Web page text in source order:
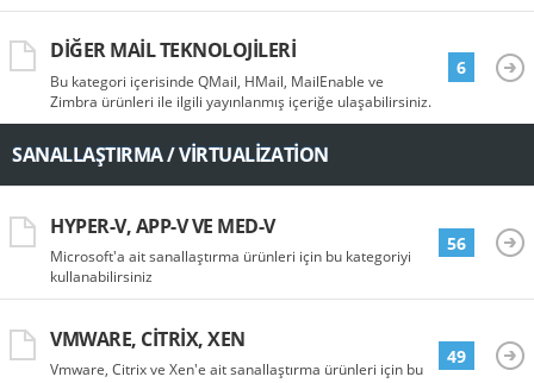
DIĞER MAIL TEKNOLOJILERI
Bu kategori içerisinde QMail, HMail, MailEnable ve
Zimbra ürünleri ile ilgili yayınlanmış içeriğe ulaşabilirsiniz.
6
SANALLAŞTIRMA / VIRTUALIZATION
HYPER-V, APP-V VE MED-V
Microsoft'a ait sanallaştırma ürünleri için bu kategoriyi
kullanabilirsiniz
56
VMWARE, CITRIX, XEN
Vmware, Citrix ve Xen'e ait sanallaştırma ürünleri için bu
49